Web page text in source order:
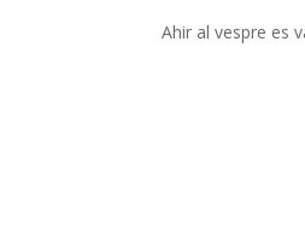
Ahir al vespre es